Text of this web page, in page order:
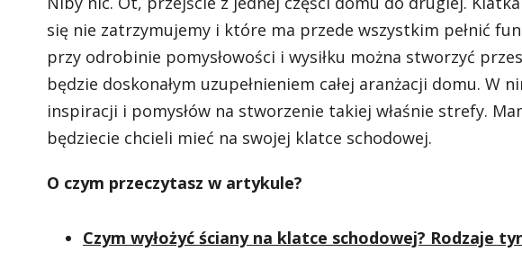
się nie zatrzymujemy i które ma przede wszystkim pełnić
przy odrobinie pomysłowości i wysiłku można stworzyć
będzie doskonałym uzupełnieniem całej aranżacji domu.
inspiracji i pomysłów na stworzenie takiej właśnie strefy.
będziecie chcieli mieć na swojej klatce schodowej.
O czym przeczytasz w artykule?
Czym wyłożyć ściany na klatce schodowej? Rodzaje